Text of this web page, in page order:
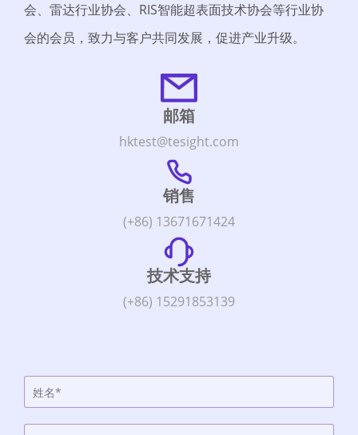
会、雷达行业协会、RIS智能超表面技术协会等行业协
会的会员，致力与客户共同发展，促进产业升级。
邮箱
hktest@tesight.com
销售
(+86) 13671671424
技术支持
(+86) 15291853139